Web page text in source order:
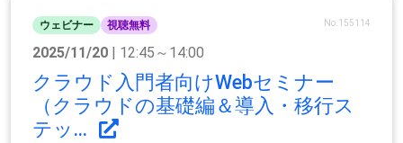
ウェビナー 視聴無料 No.155114
2025/11/20 | 12:45～14:00
クラウド入門者向けWebセミナー
（クラウドの基礎編＆導入・移行ス
テッ...